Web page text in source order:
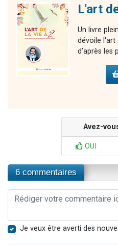
L'art
Un livre
dévoile l'art
d’après les
Avez-
OUI
6 commentaires
Je veux être averti des